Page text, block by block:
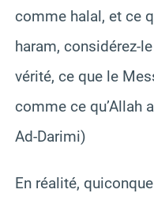
comme halal, et ce
haram, considérez-
vérité, ce que le
comme ce qu’Allah
Ad-Darimi)
En réalité,